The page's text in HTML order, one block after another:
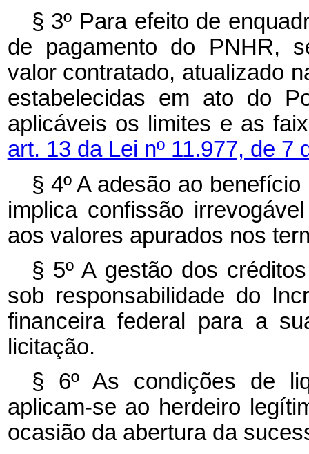
§ 3º Para efeito de
de pagamento do PNHR,
valor contratado, atualizado
estabelecidas em ato do
aplicáveis os limites e as
art. 13 da Lei nº 11.977, de 7
§ 4º A adesão ao
implica confissão
aos valores apurados nos
§ 5º A gestão dos
sob responsabilidade do
financeira federal para a
licitação.
§ 6º As condições de
aplicam-se ao herdeiro
ocasião da abertura da